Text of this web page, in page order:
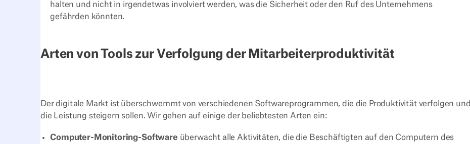
halten und nicht in irgendetwas involviert werden, was die Sicherheit oder den Ruf des Unternehmens
gefährden könnten.
Arten von Tools zur Verfolgung der Mitarbeiterproduktivität
Der digitale Markt ist überschwemmt von verschiedenen Softwareprogrammen, die die Produktivität verfolgen und
die Leistung steigern sollen. Wir gehen auf einige der beliebtesten Arten ein:
Computer-Monitoring-Software überwacht alle Aktivitäten, die die Beschäftigten auf den Computern des